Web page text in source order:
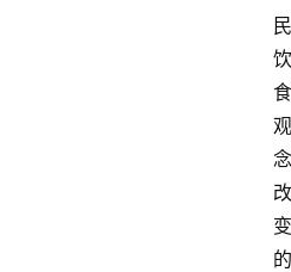
民
饮
食
观
念
改
变
的